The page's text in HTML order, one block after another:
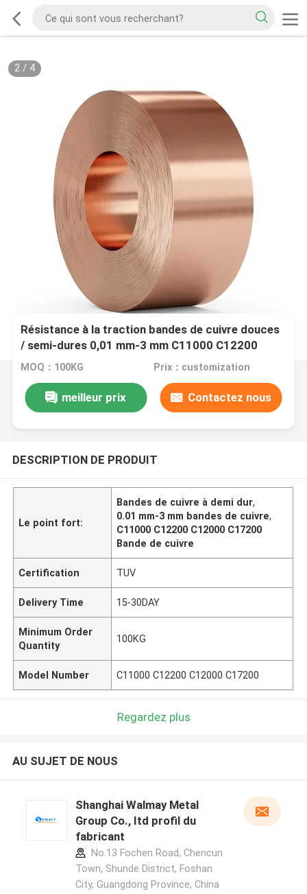
2/ 4
Résistance à la traction bandes de cuivre douces
/ semi-dures 0,01 mm-3 mm C11000 C12200
C12000 C17200
MOQ：100KG Prix：customization
meilleur prix Contactez nous
DESCRIPTION DE PRODUIT
Le point fort:
Bandes de cuivre à demi dur,
0.01 mm-3 mm bandes de cuivre,
C11000 C12200 C12000 C17200
Bande de cuivre
Certification TUV
Delivery Time 15-30DAY
Minimum Order
Quantity
100KG
Model Number C11000 C12200 C12000 C17200
Regardez plus
AU SUJET DE NOUS
Shanghai Walmay Metal
Group Co., Itd profil du
fabricant
No.13 Fochen Road, Chencun
Town, Shunde District, Foshan
City, Guangdong Province, China